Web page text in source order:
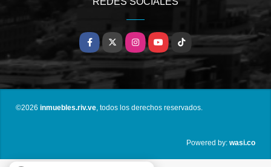
Facebook
X InstagramYouTubeTikTok
©2026 inmuebles.riv.ve , todos los derechos reservados.
Powered by: wasi.co